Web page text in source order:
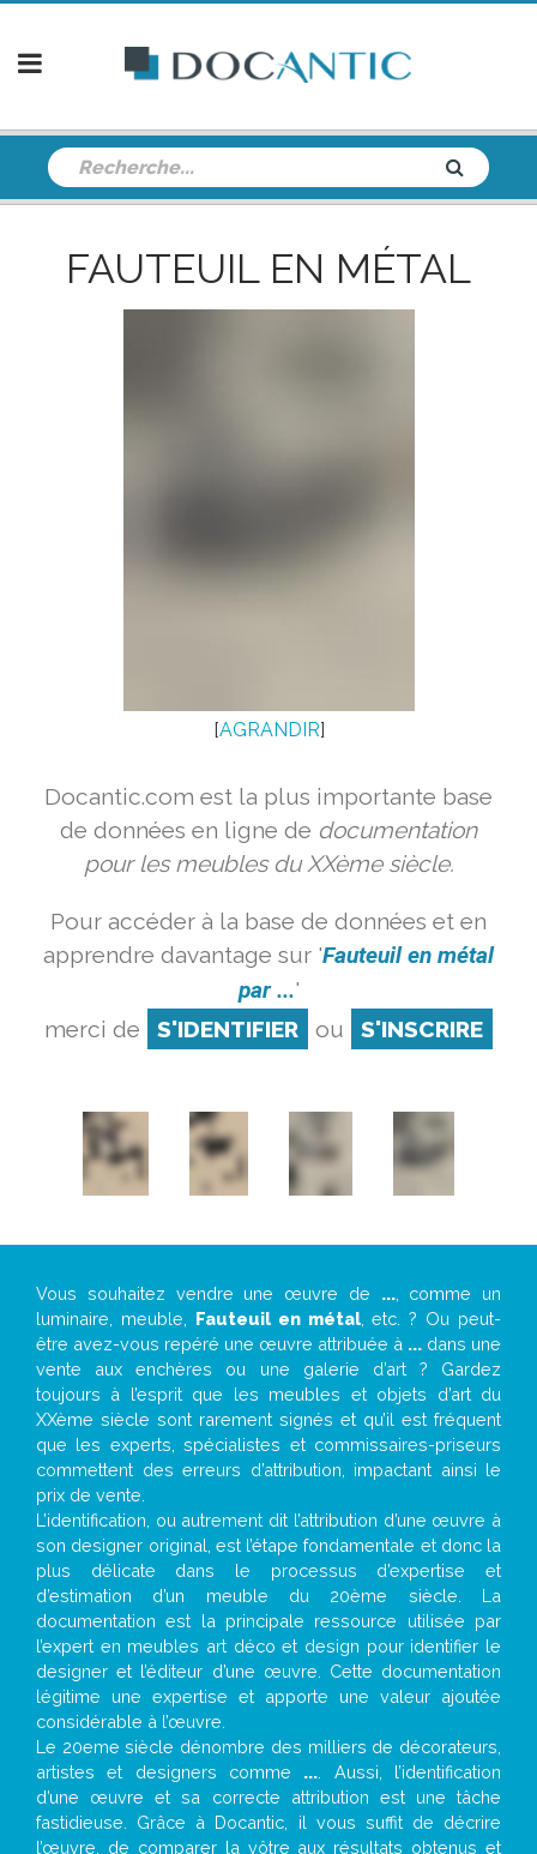
FAUTEUIL EN MÉTAL
[AGRANDIR]
Docantic.com est la plus importante base
de données en ligne de documentation
pour les meubles du XXème siècle.
Pour accéder à la base de données et en
apprendre davantage sur 'Fauteuil en métal
par ...'
merci de
S'IDENTIFIER ou S'INSCRIRE
Vous souhaitez vendre une œuvre de ..., comme un
luminaire, meuble, Fauteuil en métal, etc. ? Ou peut-
être avez-vous repéré une œuvre attribuée à ... dans une
vente aux enchères ou une galerie d’art ? Gardez
toujours à l’esprit que les meubles et objets d’art du
XXème siècle sont rarement signés et qu’il est fréquent
que les experts, spécialistes et commissaires-priseurs
commettent des erreurs d’attribution, impactant ainsi le
prix de vente.
L’identification, ou autrement dit l’attribution d’une œuvre à
son designer original, est l’étape fondamentale et donc la
plus délicate dans le processus d’expertise et
d’estimation d’un meuble du 20ème siècle. La
documentation est la principale ressource utilisée par
l’expert en meubles art déco et design pour identifier le
designer et l’éditeur d’une œuvre. Cette documentation
légitime une expertise et apporte une valeur ajoutée
considérable à l’œuvre.
Le 20eme siècle dénombre des milliers de décorateurs,
artistes et designers comme ... . Aussi, l’identification
d’une œuvre et sa correcte attribution est une tâche
fastidieuse. Grâce à Docantic, il vous suffit de décrire
l’œuvre, de comparer la vôtre aux résultats obtenus et